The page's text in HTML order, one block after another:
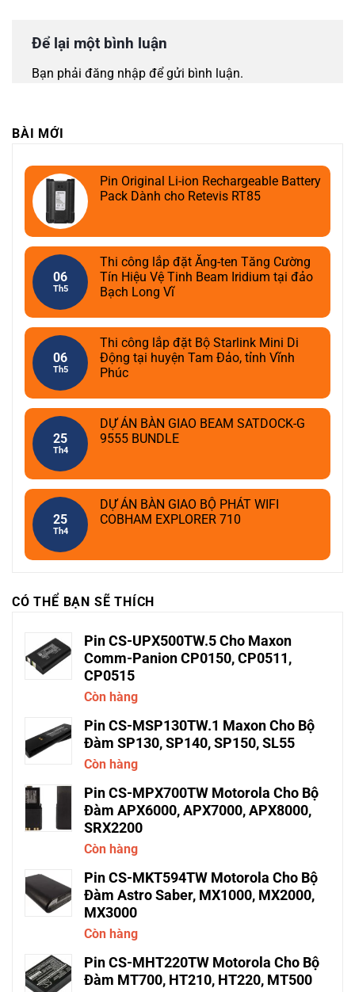
Để lại một bình luận
Bạn phải đăng nhập để gửi bình luận.
BÀI MỚI
Pin Original Li-ion Rechargeable Battery
Pack Dành cho Retevis RT85
06
Th5
Thi công lắp đặt Ăng-ten Tăng Cường
Tín Hiệu Vệ Tinh Beam Iridium tại đảo
Bạch Long Vĩ
06
Th5
Thi công lắp đặt Bộ Starlink Mini Di
Động tại huyện Tam Đảo, tỉnh Vĩnh
Phúc
25
Th4
DỰ ÁN BÀN GIAO BEAM SATDOCK-G
9555 BUNDLE
25
Th4
DỰ ÁN BÀN GIAO BỘ PHÁT WIFI
COBHAM EXPLORER 710
CÓ THỂ BẠN SẼ THÍCH
Pin CS-UPX500TW.5 Cho Maxon
Comm-Panion CP0150, CP0511,
CP0515
Còn hàng
Pin CS-MSP130TW.1 Maxon Cho Bộ
Đàm SP130, SP140, SP150, SL55
Còn hàng
Pin CS-MPX700TW Motorola Cho Bộ
Đàm APX6000, APX7000, APX8000,
SRX2200
Còn hàng
Pin CS-MKT594TW Motorola Cho Bộ
Đàm Astro Saber, MX1000, MX2000,
MX3000
Còn hàng
Pin CS-MHT220TW Motorola Cho Bộ
Đàm MT700, HT210, HT220, MT500